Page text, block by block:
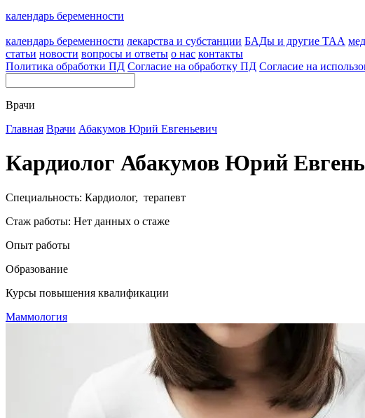
календарь беременности
календарь беременности лекарства и субстанции БАДы и другие ТАА
статьи новости вопросы и ответы о нас контакты
Политика обработки ПД Согласие на обработку ПД Согласие на
Врачи
Главная Врачи Абакумов Юрий Евгеньевич
Кардиолог Абакумов Юрий
Специальность: Кардиолог, терапевт
Стаж работы: Нет данных о стаже
Опыт работы
Образование
Курсы повышения квалификации
Маммология